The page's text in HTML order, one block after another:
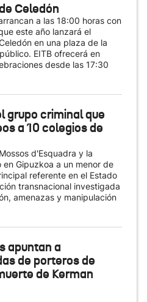
Celedón
a las 18:00 horas con
este año lanzará el
en una plaza de la
EITB ofrecerá en
desde las 17:30
grupo criminal que
a 10 colegios de
d'Esquadra y la
Gipuzkoa a un menor de
referente en el Estado
transnacional investigada
amenazas y manipulación
apuntan a
de porteros de
de Kerman